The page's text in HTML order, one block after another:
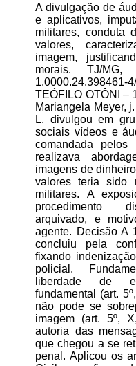
A divulgação de
e aplicativos,
militares, conduta
valores,
imagem,
morais. TJ/MG,
TEÓFILO OTÔNI –
Mariangela Meyer,
L. divulgou em
sociais vídeos e
comandada
realizava
imagens de
valores teria sido
militares. A
procedimento
arquivado, e
agente. Decisão A
concluiu pela
fixando
policial.
liberdade de
fundamental (art.
não pode se
imagem (art. 5º,
autoria das
que chegou a se
penal. Aplicou os